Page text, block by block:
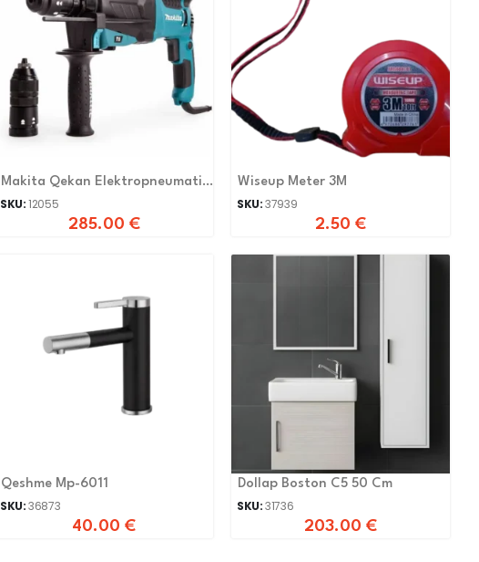
Makita Qekan Elektropneumatik
HR2630T
SKU:12055
285.00 €
Wiseup Meter 3M
SKU:37939
2.50 €
Qeshme Mp-6011
SKU:36873
40.00 €
Dollap Boston C5 50 Cm
SKU:31736
203.00 €